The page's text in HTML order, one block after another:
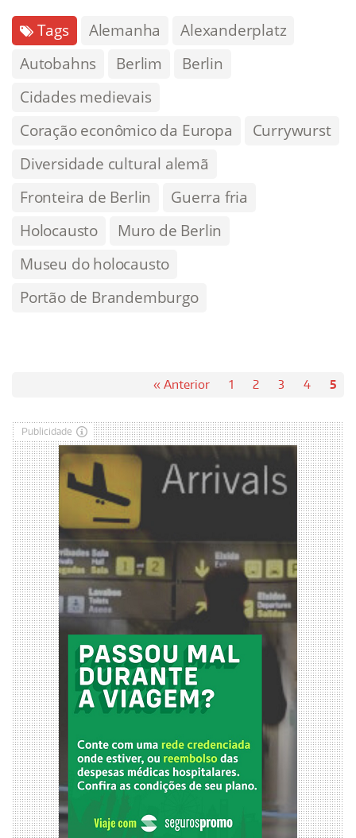
Tags Alemanha
Alexanderplatz
Autobahns
Berlim
Berlin
Cidades medievais
Coração econômico da Europa
Currywurst
Diversidade cultural alemã
Fronteira de Berlin
Guerra fria
Holocausto
Muro de Berlin
Museu do holocausto
Portão de Brandemburgo
« Anterior 1 2 3 4 5
Publicidade